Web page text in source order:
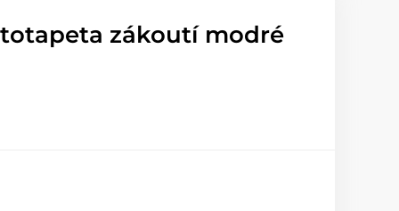
zákoutí modré